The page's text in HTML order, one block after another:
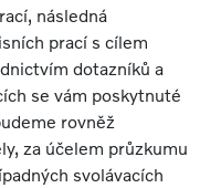
následná
prací s cílem
dotazníků a
se vám poskytnuté
rovněž
za účelem průzkumu
svolávacích